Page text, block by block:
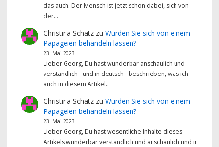
das auch. Der Mensch ist jetzt schon dabei, sich von
der…
Christina Schatzzu Würden Sie sich von einem
Papageien behandeln lassen?
23. Mai 2023
Lieber Georg, Du hast wunderbar anschaulich und
verständlich - und in deutsch - beschrieben, was ich
auch in diesem Artikel…
Christina Schatzzu Würden Sie sich von einem
Papageien behandeln lassen?
23. Mai 2023
Lieber Georg, Du hast wesentliche Inhalte dieses
Artikels wunderbar verständlich und anschaulich und in